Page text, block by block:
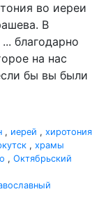
во иереи
В
благодарно
на нас
бы вы были
, иерей , хиротония
, храмы
, Октябрьский